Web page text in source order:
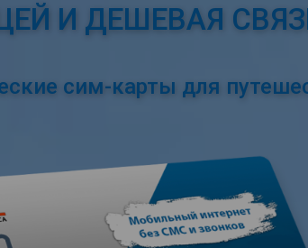
И ДЕШЕВАЯ
сим-карты для